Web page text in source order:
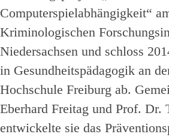
Computerspielabhängigkeit“
Kriminologischen
Niedersachsen und schloss
in Gesundheitspädagogik an
Hochschule Freiburg ab.
Eberhard Freitag und Prof. Dr.
entwickelte sie das